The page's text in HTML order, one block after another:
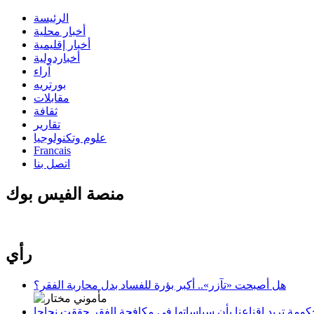
الرئيسة
أخبار محلية
أخبار إقليمية
أخباردولية
آراء
بورتريه
مقابلات
ثقافة
تقارير
علوم وتكنولوجيا
Francais
اتصل بنا
منصة الفيس بوك
رأي
هل أصبحت «تآزر».. أكبر بؤرة للفساد بدل محاربة الفقر؟
تريد إقناعنا بأن سياساتها في مكافحة الفقر حققت نجاحا